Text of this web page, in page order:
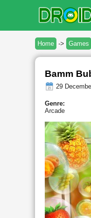
Home -> Games
Bamm
29
Genre:
Arcade